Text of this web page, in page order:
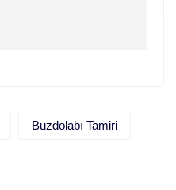
Buzdolabı Tamiri